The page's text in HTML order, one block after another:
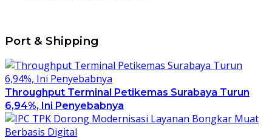
Port & Shipping
Throughput Terminal Petikemas Surabaya Turun
6,94%, Ini Penyebabnya